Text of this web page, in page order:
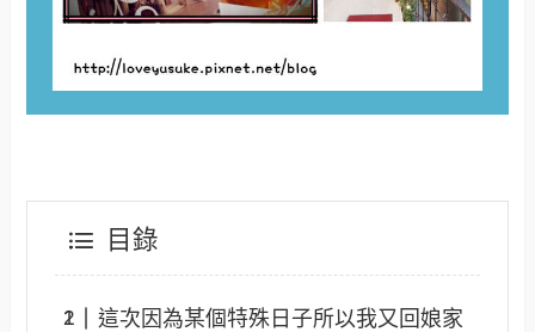
目錄
這次因為某個特殊日子所以我又回娘家